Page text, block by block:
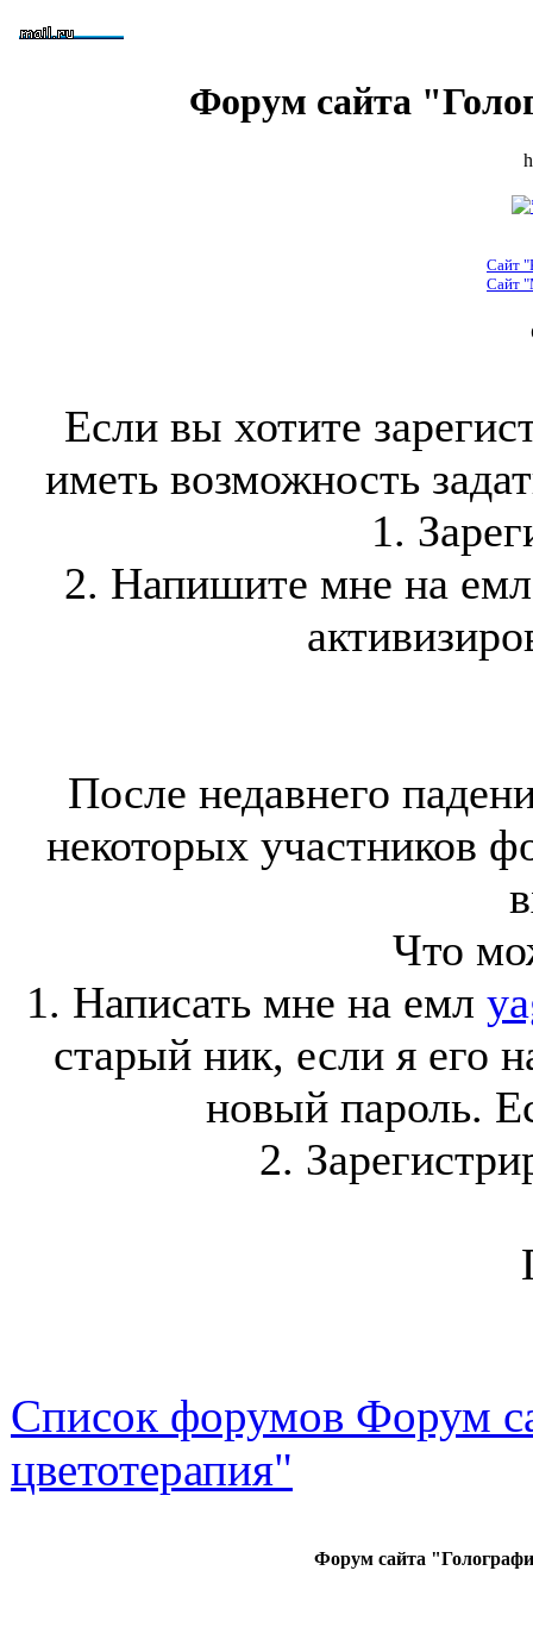
Форум сайта
Сайт
Сайт
Если вы хотите
иметь возможность
1.
2. Напишите мне на
После недавнего
некоторых участников
Что
1. Написать мне на емл
старый ник, если я его
новый пароль.
2.
Список форумов Форум
цветотерапия"
Форум сайта